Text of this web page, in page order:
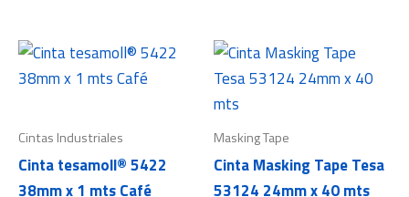
Cintas Industriales
Cinta tesamoll® 5422
38mm x 1 mts Café
Masking Tape
Cinta Masking Tape Tesa
53124 24mm x 40 mts